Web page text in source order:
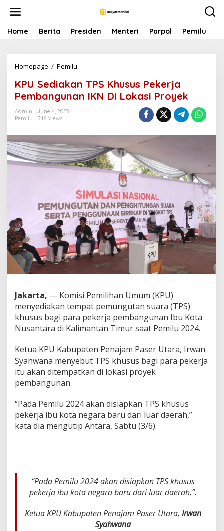
Home Berita Presiden Menteri Parpol Pemilu
Homepage / Pemilu
U
S
e
a
n
T
K
h
u
s
u
s
P
e
e
j
a
P
e
m
a
n
g
u
n
I
K
N
a
s
r
KPU Sediakan TPS Khusus Pekerja
Pembangunan IKN Di Lokasi Proyek
Admin
June 4, 2023
Pemilu
346 Views
Jakarta, — Komisi Pemilihan Umum (KPU)
menyediakan tempat pemungutan suara (TPS)
khusus bagi para pekerja pembangunan Ibu Kota
Nusantara di Kalimantan Timur saat Pemilu 2024.
Ketua KPU Kabupaten Penajam Paser Utara, Irwan
Syahwana menyebut TPS khusus bagi para pekerja
itu akan ditempatkan di lokasi proyek
pembangunan.
“Pada Pemilu 2024 akan disiapkan TPS khusus
pekerja ibu kota negara baru dari luar daerah,”
kata dia mengutip Antara, Sabtu (3/6).
“Pada Pemilu 2024 akan disiapkan TPS khusus
pekerja ibu kota negara baru dari luar daerah,”.
Ketua KPU Kabupaten Penajam Paser Utara, Irwan
Syahwana